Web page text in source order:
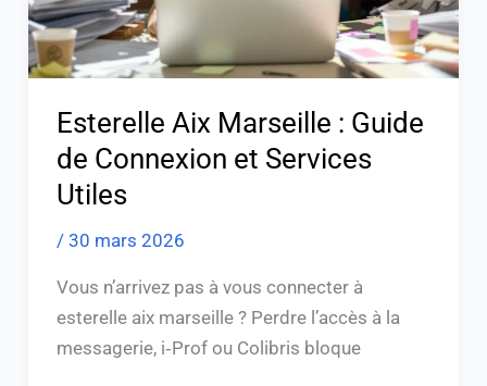
Esterelle Aix Marseille : Guide
de Connexion et Services
Utiles
/ 30 mars 2026
Vous n’arrivez pas à vous connecter à
esterelle aix marseille ? Perdre l’accès à la
messagerie, i‑Prof ou Colibris bloque
et
Services
Utiles